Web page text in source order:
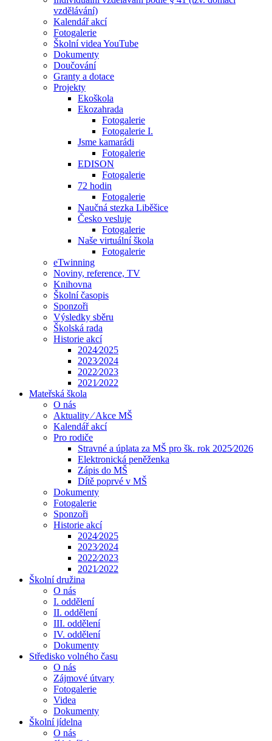
vzdělávání)
Kalendář akcí
Fotogalerie
Školní videa YouTube
Dokumenty
Doučování
Granty a dotace
Projekty
Ekoškola
Ekozahrada
Fotogalerie
Fotogalerie I.
Jsme kamarádi
Fotogalerie
EDISON
Fotogalerie
72 hodin
Fotogalerie
Naučná stezka Liběšice
Česko vesluje
Fotogalerie
Naše virtuální škola
Fotogalerie
eTwinning
Noviny, reference, TV
Knihovna
Školní časopis
Sponzoři
Výsledky sběru
Školská rada
Historie akcí
2024⁄2025
2023⁄2024
2022⁄2023
2021⁄2022
Mateřská škola
O nás
Aktuality ⁄ Akce MŠ
Kalendář akcí
Pro rodiče
Stravné a úplata za MŠ pro šk. rok 2025⁄2026
Elektronická peněženka
Zápis do MŠ
Dítě poprvé v MŠ
Dokumenty
Fotogalerie
Sponzoři
Historie akcí
2024⁄2025
2023⁄2024
2022⁄2023
2021⁄2022
Školní družina
O nás
I. oddělení
II. oddělení
III. oddělení
IV. oddělení
Dokumenty
Středisko volného času
O nás
Zájmové útvary
Fotogalerie
Videa
Dokumenty
Školní jídelna
O nás